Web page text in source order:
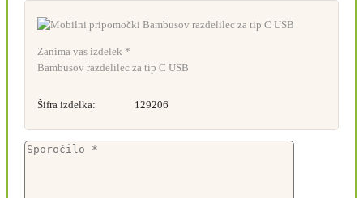
Zanima vas izdelek *
Bambusov razdelilec za tip C USB
Šifra izdelka: 129206